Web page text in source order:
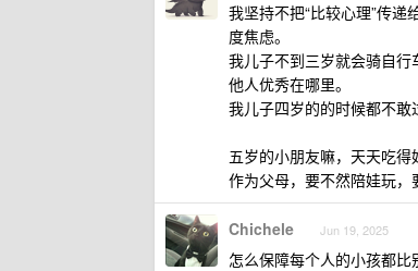
我坚持不把“比较心理”传
度焦虑。
我儿子不到三岁就会骑自
他人优秀在哪里。
我儿子四岁的的时候都不敢
五岁的小朋友嘛，天天吃得
作为父母，要不然陪娃玩，
Chichele Jun 19, 2025
怎么保障每个人的小孩都比